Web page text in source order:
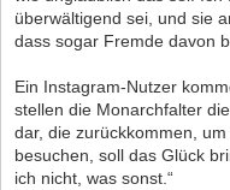
überwältigend sei, und sie
dass sogar Fremde davon
Ein Instagram-Nutzer
stellen die Monarchfalter
dar, die zurückkommen,
besuchen, soll das Glück
ich nicht, was sonst.“